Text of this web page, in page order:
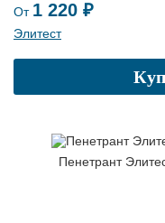
От 1 220 ₽
Элитест
Пенетрант